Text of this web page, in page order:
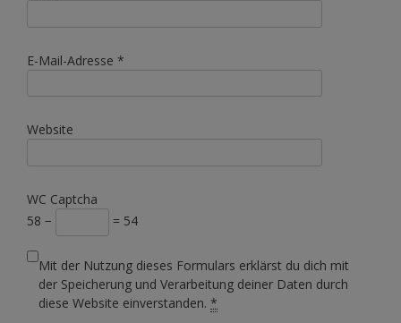
E-Mail-Adresse *
Website
WC Captcha
58 −
= 54
Mit der Nutzung dieses Formulars erklärst du dich mit
der Speicherung und Verarbeitung deiner Daten durch
diese Website einverstanden. *